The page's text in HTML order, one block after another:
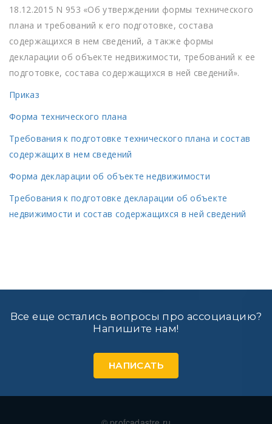
18.12.2015 N 953 «Об утверждении формы технического
плана и требований к его подготовке, состава
содержащихся в нем сведений, а также формы
декларации об объекте недвижимости, требований к ее
подготовке, состава содержащихся в ней сведений».
Приказ
Форма технического плана
Требования к подготовке технического плана и состав
содержащих в нем сведений
Форма декларации об объекте недвижимости
Требования к подготовке декларации об объекте
недвижимости и состав содержащихся в ней сведений
Все еще остались вопросы про ассоциацию?
Напишите нам!
НАПИСАТЬ